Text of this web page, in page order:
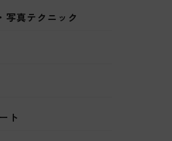
写真テクニック
ト